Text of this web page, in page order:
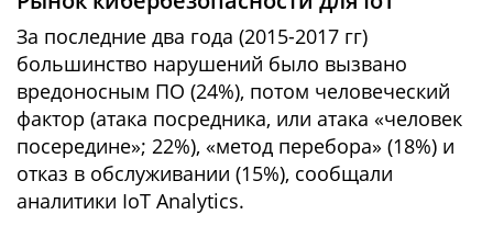
За последние два года (2015-2017 гг)
большинство нарушений было вызвано
вредоносным ПО (24%), потом человеческий
фактор (атака посредника, или атака «человек
посередине»; 22%), «метод перебора» (18%) и
отказ в обслуживании (15%), сообщали
аналитики IoT Analytics.